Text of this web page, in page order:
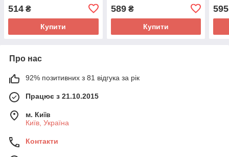
514 ₴
Купити
589₴
Купити
595
Про нас
92% позитивних з 81 відгука за рік
Працює з 21.10.2015
м. Київ
Київ, Україна
Контакти